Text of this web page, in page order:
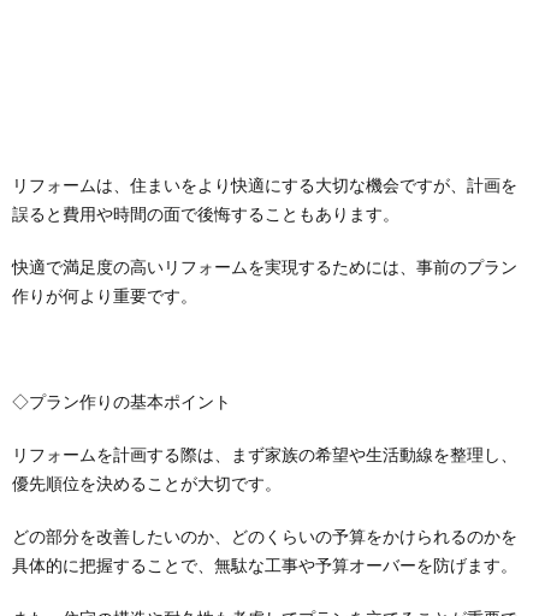
リフォームは、住まいをより快適にする大切な機会ですが、計画を
誤ると費用や時間の面で後悔することもあります。
快適で満足度の高いリフォームを実現するためには、事前のプラン
作りが何より重要です。
◇プラン作りの基本ポイント
リフォームを計画する際は、まず家族の希望や生活動線を整理し、
優先順位を決めることが大切です。
どの部分を改善したいのか、どのくらいの予算をかけられるのかを
具体的に把握することで、無駄な工事や予算オーバーを防げます。